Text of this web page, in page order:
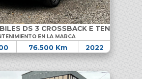
DS 3 CROSSBACK E TENSE
EN LA MARCA
76.500 Km 2022